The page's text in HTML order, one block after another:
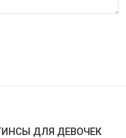
ДЛЯ ДЕВОЧЕК